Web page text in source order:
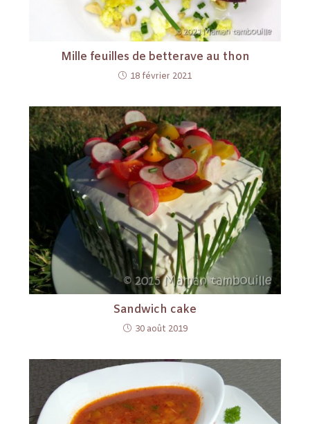
Mille feuilles de betterave au thon
18 février 2021
Sandwich cake
30 août 2019